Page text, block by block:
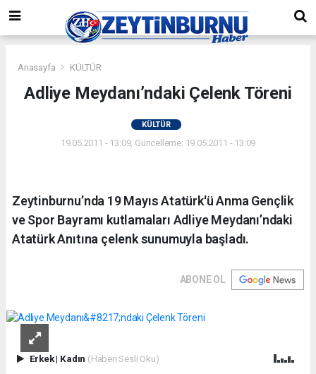
Anasayfa KÜLTÜR
Adliye Meydanı’ndaki Çelenk Töreni
KÜLTÜR
19.05.2011 - 13:09, Güncelleme: 19.05.2011 - 13:09
Zeytinburnu’nda 19 Mayıs Atatürk'ü Anma Gençlik
ve Spor Bayramı kutlamaları Adliye Meydanı’ndaki
Atatürk Anıtına çelenk sunumuyla başladı.
ABONE OL
Erkek| Kadın (Haberi Sesli Oku)